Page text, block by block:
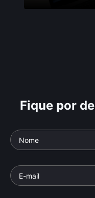
Fique por